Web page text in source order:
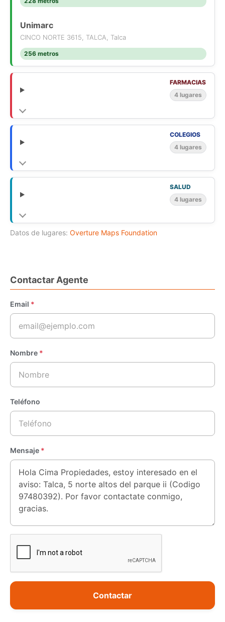
Unimarc
CINCO NORTE 3615, TALCA, Talca
256 metros
FARMACIAS
4 lugares
COLEGIOS
4 lugares
SALUD
4 lugares
Datos de lugares: Overture Maps Foundation
Contactar Agente
Email *
Nombre *
Teléfono
Mensaje *
Contactar